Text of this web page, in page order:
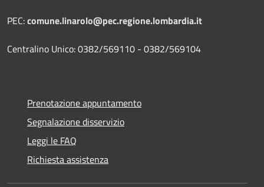
PEC:comune.linarolo@pec.regione.lombardia.it
Centralino Unico: 0382/569110 - 0382/569104
Prenotazione appuntamento
Segnalazione disservizio
Leggi le FAQ
Richiesta assistenza